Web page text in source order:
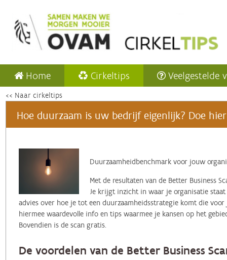
Home Cirkeltips Veelgestelde
<< Naar cirkeltips
Hoe duurzaam is uw bedrijf eigenlijk? Doe
Duurzaamheidbenchmark voor jouw
Met de resultaten van de Better Business
Je krijgt inzicht in waar je organisatie
advies over hoe je tot een duurzaamheidsstrategie komt die
hiermee waardevolle info en tips waarmee je kansen op het
Bovendien is de scan gratis.
De voordelen van de Better Business